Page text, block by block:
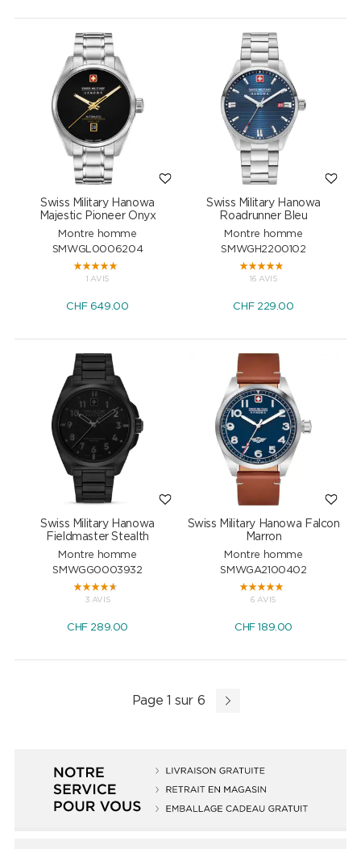
Swiss Military Hanowa
Majestic Pioneer Onyx
Montre homme
SMWGL0006204
1 AVIS
CHF 649.00
Swiss Military Hanowa
Roadrunner Bleu
Montre homme
SMWGH2200102
16 AVIS
CHF 229.00
Swiss Military Hanowa
Fieldmaster Stealth
Montre homme
SMWGG0003932
3 AVIS
CHF 289.00
Swiss Military Hanowa Falcon
Marron
Montre homme
SMWGA2100402
6 AVIS
CHF 189.00
Page 1 sur 6